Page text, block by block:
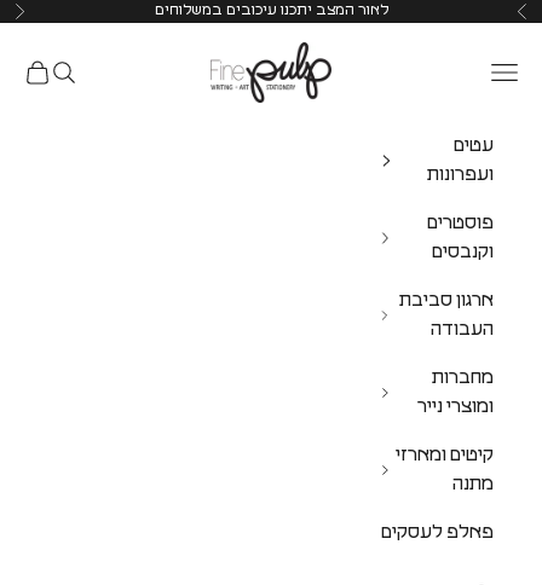
לאור המצב יתכנו עיכובים במשלוחים
Pulp Shop
עטים
ועפרונות
פוסטרים
וקנבסים
ארגון סביבת
העבודה
מחברות
ומוצרי נייר
קיטים ומארזי
מתנה
פאלפ לעסקים